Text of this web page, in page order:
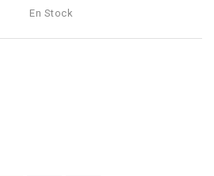
En Stock